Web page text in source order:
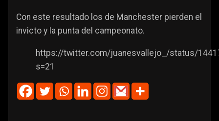
Con este resultado los de Manchester pierden el
invicto y la punta del campeonato.
https://twitter.com/juanesvallejo_/status/
s=21